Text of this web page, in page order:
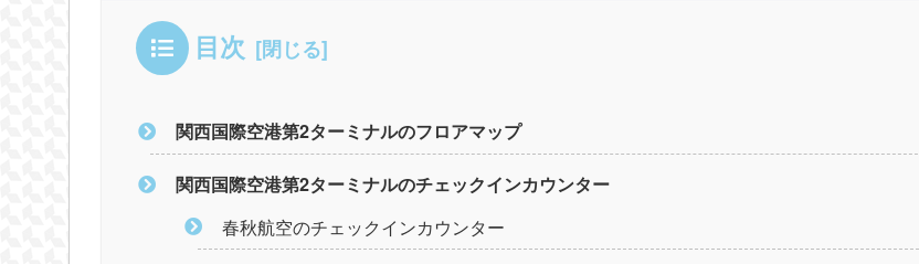
目次
関西国際空港第2ターミナルのフロアマップ
関西国際空港第2ターミナルのチェックインカウンター
春秋航空のチェックインカウンター